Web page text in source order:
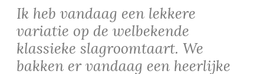
Ik heb vandaag een lekkere
variatie op de welbekende
klassieke slagroomtaart. We
bakken er vandaag een heerlijke